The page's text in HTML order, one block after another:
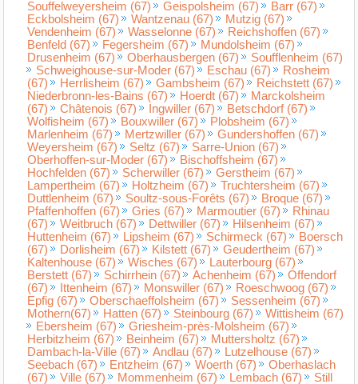
Souffelweyersheim (67)
Geispolsheim (67)
Barr (67)
Eckbolsheim (67)
Wantzenau (67)
Mutzig (67)
Vendenheim (67)
Wasselonne (67)
Reichshoffen (67)
Benfeld (67)
Fegersheim (67)
Mundolsheim (67)
Drusenheim (67)
Oberhausbergen (67)
Soufflenheim (67)
Schweighouse-sur-Moder (67)
Eschau (67)
Rosheim
(67)
Herrlisheim (67) Gambsheim (67)
Reichstett (67)
Niederbronn-les-Bains (67)
Hoerdt (67)
Marckolsheim
(67)
Châtenois (67) Ingwiller (67)
Betschdorf (67)
Wolfisheim (67)
Bouxwiller (67)
Plobsheim (67)
Marlenheim (67)
Mertzwiller (67)
Gundershoffen (67)
Weyersheim (67)
Seltz (67)
Sarre-Union (67)
Oberhoffen-sur-Moder (67)
Bischoffsheim (67)
Hochfelden (67)
Scherwiller (67)
Gerstheim (67)
Lampertheim (67)
Holtzheim (67)
Truchtersheim (67)
Duttlenheim (67)
Soultz-sous-Forêts (67)
Broque (67)
Pfaffenhoffen (67)
Gries (67) Marmoutier (67)
Rhinau
(67)
Weitbruch (67) Dettwiller (67)
Hilsenheim (67)
Huttenheim (67)
Lipsheim (67) Schirmeck (67)
Boersch
(67)
Dorlisheim (67) Kilstett (67)
Geudertheim (67)
Kaltenhouse (67)
Wisches (67)
Lauterbourg (67)
Berstett (67)
Schirrhein (67) Achenheim (67)
Offendorf
(67)
Ittenheim (67) Monswiller (67)
Roeschwoog (67)
Epfig (67)
Oberschaeffolsheim (67)
Sessenheim (67)
Mothern(67)
Hatten (67) Steinbourg (67)
Wittisheim (67)
Ebersheim (67)
Griesheim-près-Molsheim (67)
Herbitzheim (67)
Beinheim (67)
Muttersholtz (67)
Dambach-la-Ville (67)
Andlau (67)
Lutzelhouse (67)
Seebach (67)
Entzheim (67) Woerth (67)
Oberhaslach
(67)
Ville (67) Mommenheim (67) Lembach (67)
Still